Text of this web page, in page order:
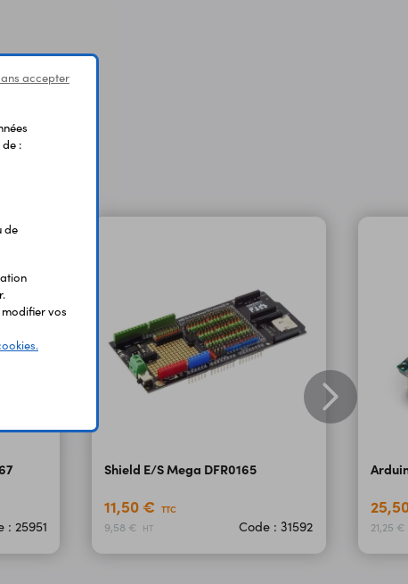
: 25951
Shield E/S Mega DFR0165
11,50 € TTC
9,58 € HT Code : 31592 21,25 €
accepter
:
de
vos